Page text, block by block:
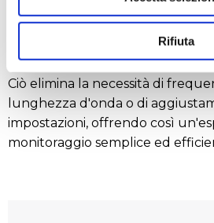
Rifiuta
Sfruttando una tecnologia di
sensore raggiunge un ampio
biomassa — dalle concentrazioni
raccolta — tutto utilizzando un
Ciò elimina la necessità di
lunghezza d'onda o di
impostazioni, offrendo così
monitoraggio semplice ed